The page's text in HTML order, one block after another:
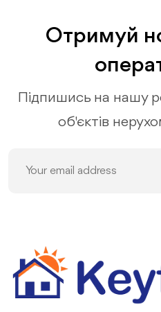
Отримуй
Підпишись на нашу
об'єктів